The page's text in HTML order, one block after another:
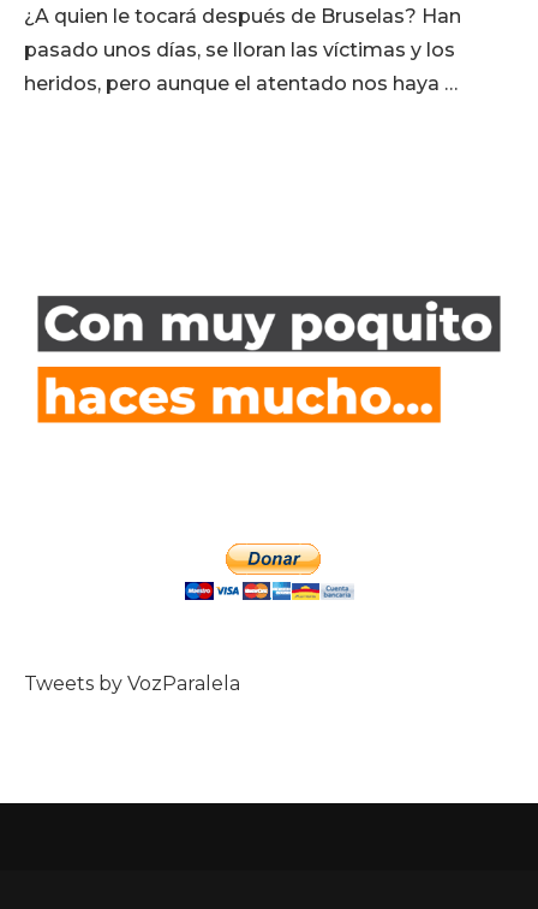
¿A quien le tocará después de Bruselas? Han
pasado unos días, se lloran las víctimas y los
heridos, pero aunque el atentado nos haya …
Tweets by VozParalela